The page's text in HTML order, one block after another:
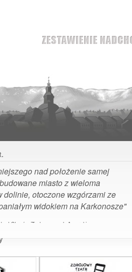
nad położenie samej
miasto z wieloma
dolinie, otoczone wzgórzami ze
widokiem na Karkonosze"
Stanów Zjednoczonych Ameryki